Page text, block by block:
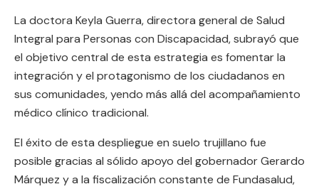
La doctora Keyla Guerra, directora general de Salud
Integral para Personas con Discapacidad, subrayó que
el objetivo central de esta estrategia es fomentar la
integración y el protagonismo de los ciudadanos en
sus comunidades, yendo más allá del acompañamiento
médico clínico tradicional.
El éxito de esta despliegue en suelo trujillano fue
posible gracias al sólido apoyo del gobernador Gerardo
Márquez y a la fiscalización constante de Fundasalud,